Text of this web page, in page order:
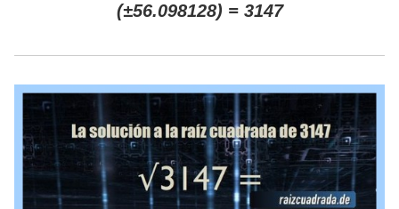
(±56.098128) = 3147